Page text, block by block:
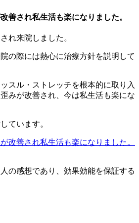
善され私生活も楽になりました。
れ来院しました。
の際には熱心に治療方針を説明して
スル・ストレッチを根本的に取り入
みが改善され、今は私生活も楽にな
ています。
の感想であり、効果効能を保証する